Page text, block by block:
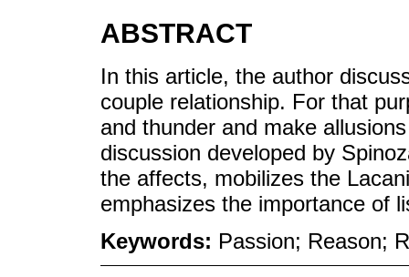
ABSTRACT
In this article, the author
couple relationship. For that
and thunder and make
discussion developed by
the affects, mobilizes the
emphasizes the importance of
Keywords: Passion; Reason;